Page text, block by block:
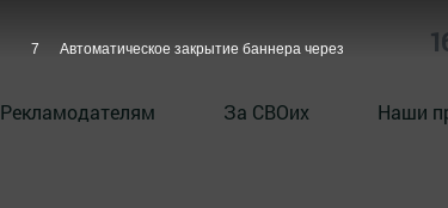
Рекламодателям За СВОих Наши
6 Автоматическое закрытие баннера через